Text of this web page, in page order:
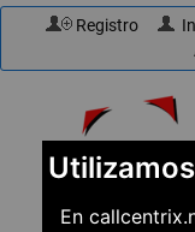
En
Registro